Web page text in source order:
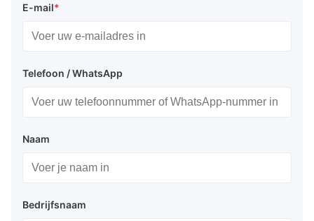
E-mail*
Telefoon / WhatsApp
Naam
Bedrijfsnaam